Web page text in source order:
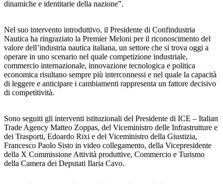
dinamiche e identitarie della nazione”.
Nel suo intervento introduttivo, il Presidente di Confindustria
Nautica ha ringraziato la Premier Meloni per il riconoscimento del
valore dell’industria nautica italiana, un settore che si trova oggi a
operare in uno scenario nel quale competizione industriale,
commercio internazionale, innovazione tecnologica e politica
economica risultano sempre più interconnessi e nel quale la capacità
di leggere e anticipare i cambiamenti rappresenta un fattore decisivo
di competitività.
Sono seguiti gli interventi istituzionali del Presidente di ICE – Italian
Trade Agency Matteo Zoppas, del Viceministro delle Infrastrutture e
dei Trasporti, Edoardo Rixi e del Viceministro della Giustizia,
Francesco Paolo Sisto in video collegamento, della Vicepresidente
della X Commissione Attività produttive, Commercio e Turismo
della Camera dei Deputati Ilaria Cavo.